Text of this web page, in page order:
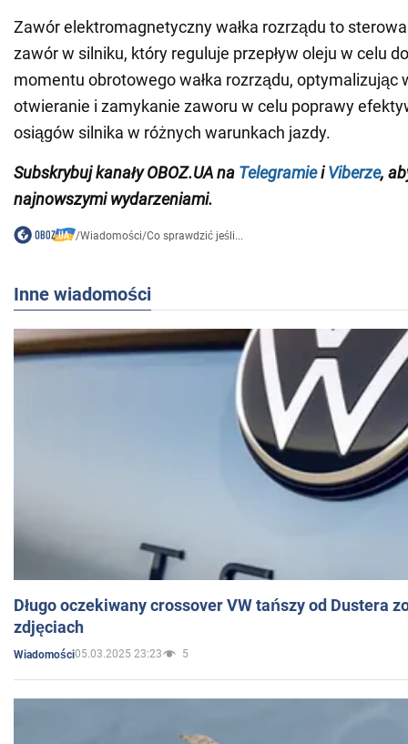
Zawór elektromagnetyczny wałka rozrządu to
zawór w silniku, który reguluje przepływ oleju w celu
momentu obrotowego wałka rozrządu, optymalizując
otwieranie i zamykanie zaworu w celu poprawy
osiągów silnika w różnych warunkach jazdy.
SubskrybujkanałyOBOZ.UA na TelegramieiViberze,
najnowszymi wydarzeniami.
/Wiadomości/Co sprawdzić jeśli...
Inne wiadomości
Długo oczekiwany crossover VW tańszy od Dustera
zdjęciach
Wiadomości05.03.2025 23:23 5